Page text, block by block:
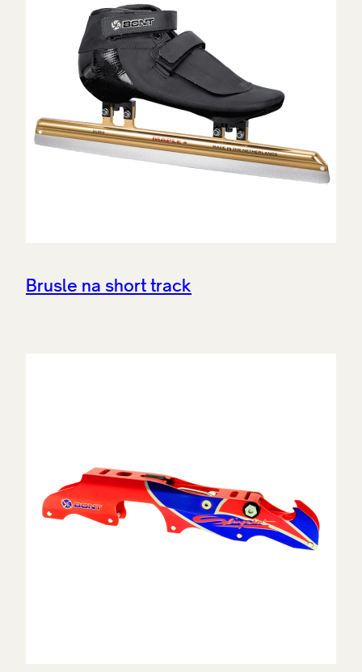
Brusle na short track